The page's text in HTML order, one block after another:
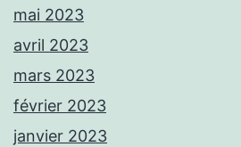
mai 2023
avril 2023
mars 2023
février 2023
janvier 2023